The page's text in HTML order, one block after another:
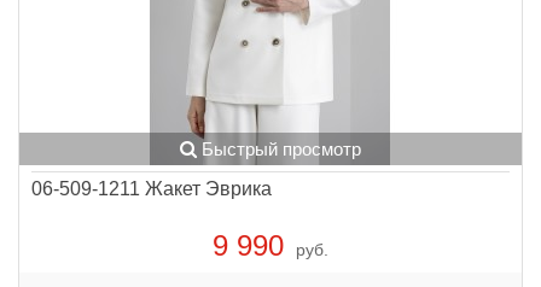
Быстрый просмотр
06-509-1211 Жакет Эврика
9 990 руб.